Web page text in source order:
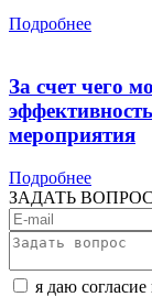
Подробнее
За счет чего
мероприятия
Подробнее
ЗАДАТЬ ВОПРОС
я даю